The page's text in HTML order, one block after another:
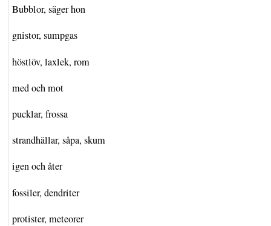
Bubblor, säger hon
gnistor, sumpgas
höstlöv, laxlek, rom
med och mot
pucklar, frossa
strandhällar, såpa, skum
igen och åter
fossiler, dendriter
protister, meteorer